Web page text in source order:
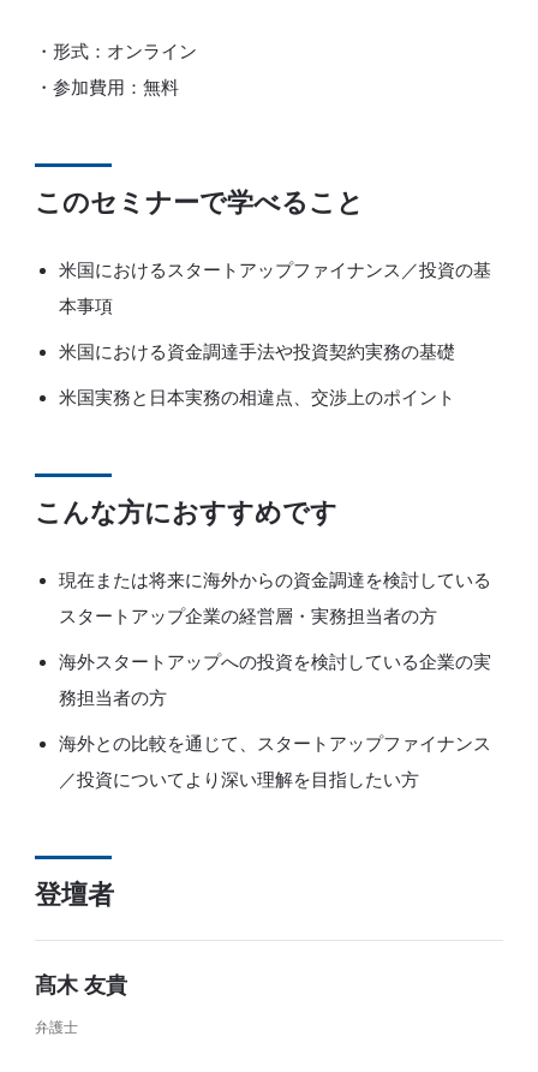
・形式：オンライン
・参加費用：無料
このセミナーで学べること
​​米国におけるスタートアップファイナンス／投資の基
本事項​
米国における資金調達手法や投資契約実務の基礎​
米国実務と日本実務の相違点、交渉上のポイント​
こんな方におすすめです
現在または将来に海外からの資金調達を検討している
スタートアップ企業の経営層・実務担当者の方​
​​海外スタートアップへの投資を検討している企業の実
務担当者の方​
海外との比較を通じて、スタートアップファイナンス
／投資についてより深い理解を目指したい方​
登壇者
髙木 友貴
弁護士